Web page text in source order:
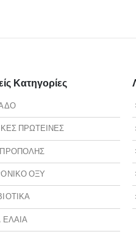
Κατηγορίες
ΠΡΩΤΕΙΝΕΣ
ΟΞΥ
ΕΛΑΙΑ